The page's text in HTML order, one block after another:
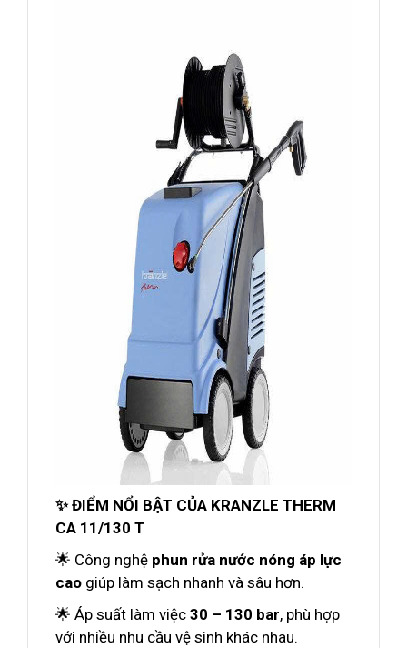
✨ ĐIỂM NỔI BẬT CỦA KRANZLE THERM
CA 11/130 T
🌟 Công nghệ phun rửa nước nóng áp lực
cao giúp làm sạch nhanh và sâu hơn.
🌟 Áp suất làm việc 30 – 130 bar, phù hợp
với nhiều nhu cầu vệ sinh khác nhau.